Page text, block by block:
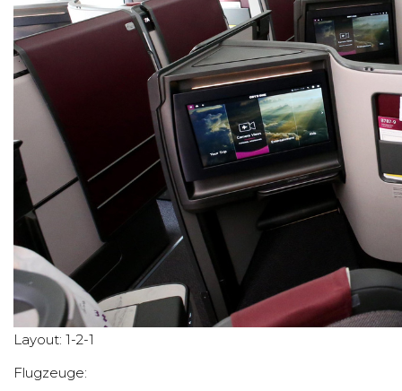
Layout: 1-2-1
Flugzeuge: